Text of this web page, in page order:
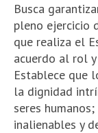
Busca
pleno ejercicio
que realiza el
acuerdo al rol
Establece que
la dignidad
seres
inalienables y